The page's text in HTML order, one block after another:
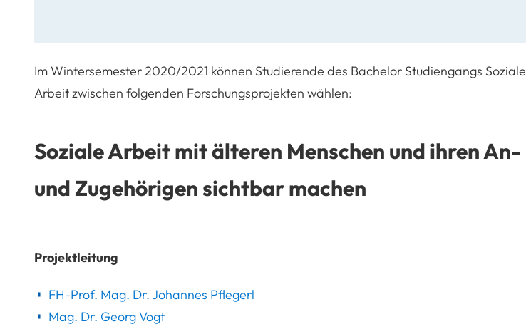
Im Wintersemester 2020/2021 können Studierende des Bachelor Studiengangs Soziale
Arbeit zwischen folgenden Forschungsprojekten wählen:
Soziale Arbeit mit älteren Menschen und ihren An-
und Zugehörigen sichtbar machen
Projektleitung
FH-Prof. Mag. Dr. Johannes Pflegerl
Mag. Dr. Georg Vogt